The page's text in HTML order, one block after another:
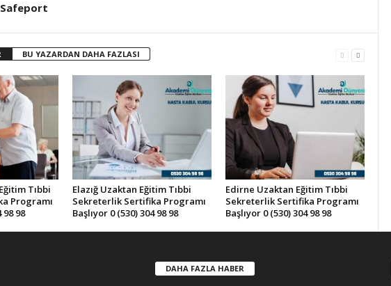
Safeport
BU YAZARDAN DAHA FAZLASI
Tıbbi
Programı
98 98
Elazığ Uzaktan Eğitim Tıbbi
Sekreterlik Sertifika Programı
Başlıyor 0 (530) 304 98 98
Edirne Uzaktan Eğitim Tıbbi
Sekreterlik Sertifika Programı
Başlıyor 0 (530) 304 98 98
DAHA FAZLA HABER